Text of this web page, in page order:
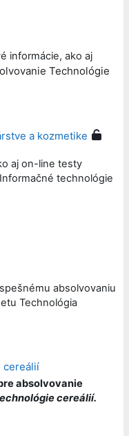
informácie, ako aj
Technológie
a kozmetike
aj on-line testy
technológie
absolvovaniu
Technológia
cereálií
absolvovanie
cereálií.